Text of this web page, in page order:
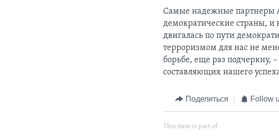
Самые надежные партнеры
демократические страны, и
двигалась по пути
терроризмом для нас не
борьбе, еще раз подчеркну,
составляющих нашего
Поделиться Follow
This item is part of